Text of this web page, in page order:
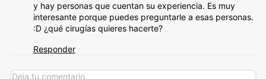
y hay personas que cuentan su experiencia. Es muy
interesante porque puedes preguntarle a esas personas.
:D ¿qué cirugías quieres hacerte?
Responder